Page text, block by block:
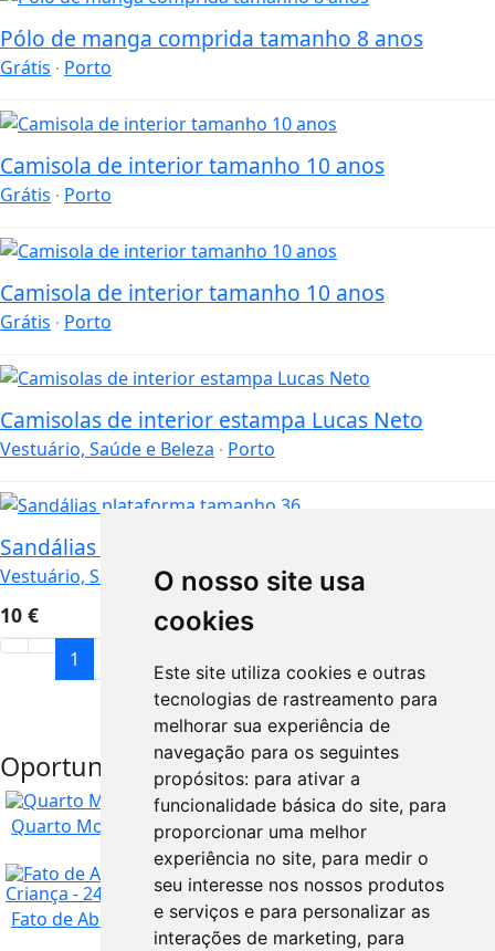
O nosso site usa
cookies
Este site utiliza cookies e outras
tecnologias de rastreamento para
melhorar sua experiência de
navegação para os seguintes
propósitos: para ativar a
funcionalidade básica do site, para
proporcionar uma melhor
experiência no site, para medir o
seu interesse nos nossos produtos
e serviços e para personalizar as
interações de marketing, para
Pólo de manga comprida tamanho 8 anos
Grátis Porto
Camisola de interior tamanho 10 anos
Grátis Porto
Camisola de interior tamanho 10 anos
Grátis Porto
Camisolas de interior estampa Lucas Neto
Vestuário, Saúde e Beleza Porto
Sandálias plataforma tamanho 36
Vestuário, Saúde e Beleza Porto
10 €
1
Oportunidades
Quarto Mobilado com WC Privativo S. Pedro Estoril
Fato de Abóbora para Carnaval / Halloween para ...
SUPER OFERTA